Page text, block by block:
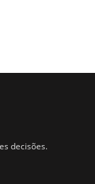
decisões.